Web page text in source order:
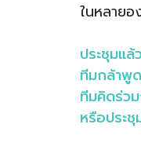
ในหลาย
ประชุมแล้
ทีมกล้าพู
ทีมคิดร่ว
หรือประ